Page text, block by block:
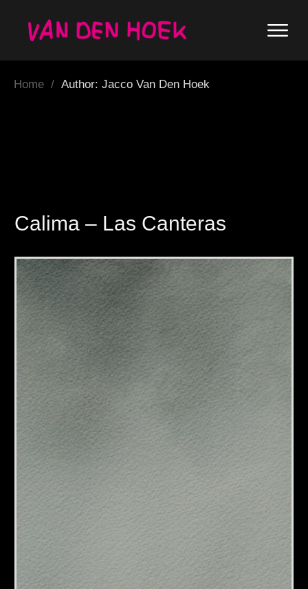
Home / Author: Jacco Van Den Hoek
Calima – Las Canteras